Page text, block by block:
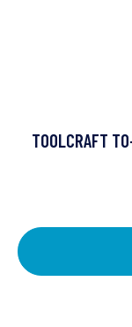
TOOLCRAFT